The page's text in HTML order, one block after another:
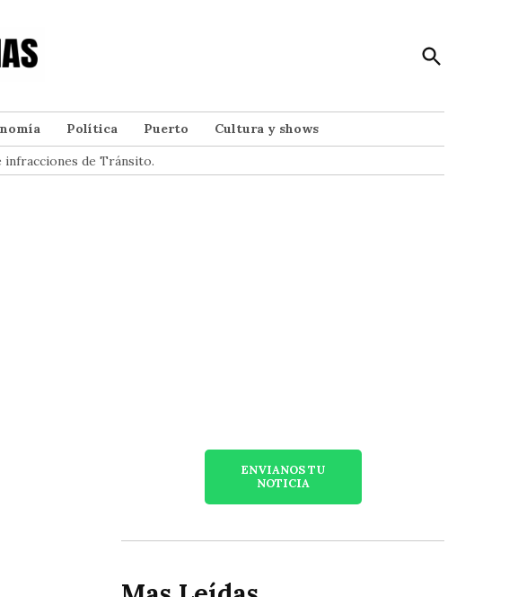
Open
Search
Política Puerto
Cultura y shows
infracciones de Tránsito.
ENVIANOS TU
NOTICIA